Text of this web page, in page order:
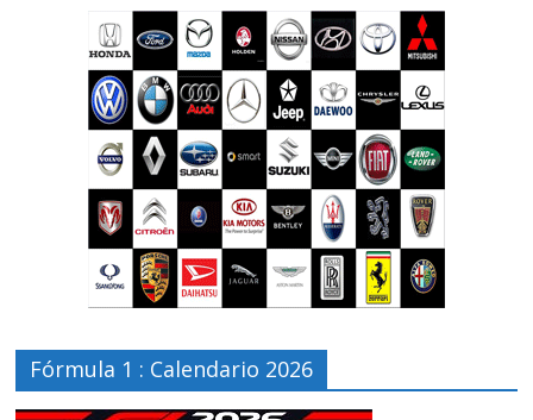
Fórmula 1 : Calendario 2026